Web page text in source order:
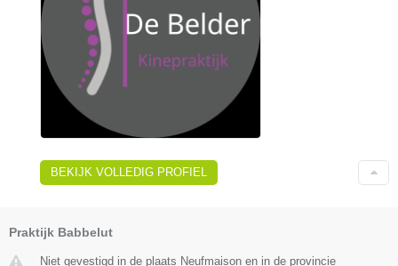
BEKIJK VOLLEDIG PROFIEL
Praktijk Babbelut
Niet gevestigd in de plaats Neufmaison en in de provincie